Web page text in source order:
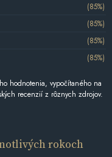
(85%)
(85%)
(85%)
(85%)
hodnotenia, vypočítaného na
recenzií z rôznych zdrojov.
rokoch